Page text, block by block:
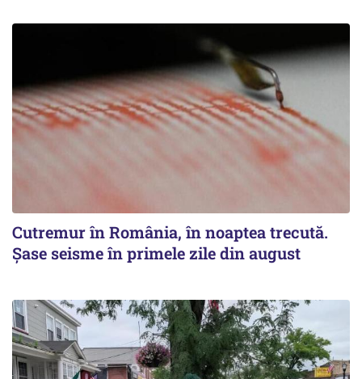
Cutremur în România, în noaptea trecută.
Șase seisme în primele zile din august